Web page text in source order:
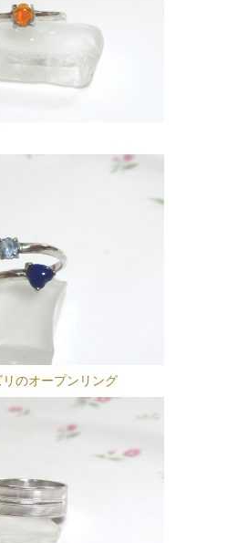
のオープンリング